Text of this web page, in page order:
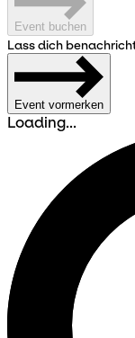
Event buchen
Lass dich
Event vormerken
Loading...